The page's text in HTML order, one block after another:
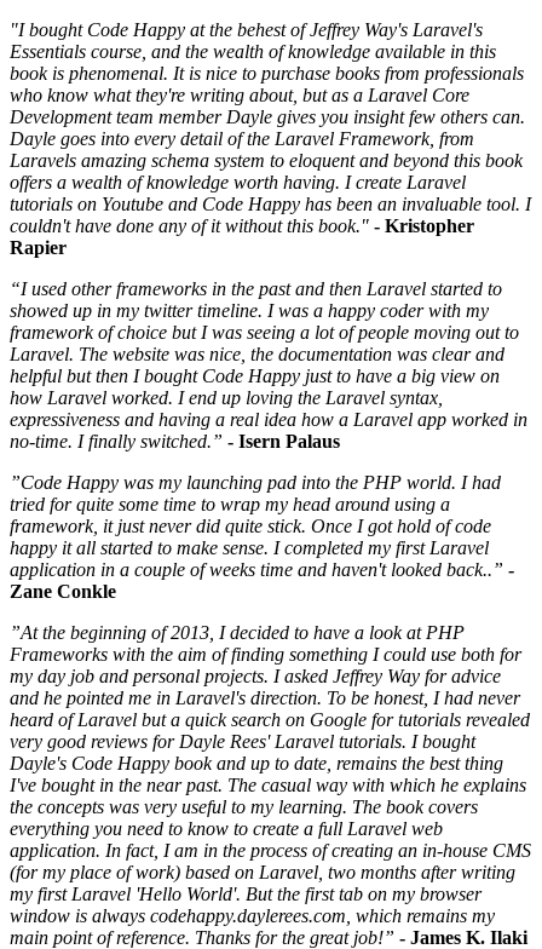
"I bought Code Happy at the behest of Jeffrey Way's Laravel's
Essentials course, and the wealth of knowledge available in this
book is phenomenal. It is nice to purchase books from professionals
who know what they're writing about, but as a Laravel Core
Development team member Dayle gives you insight few others can.
Dayle goes into every detail of the Laravel Framework, from
Laravels amazing schema system to eloquent and beyond this book
offers a wealth of knowledge worth having. I create Laravel
tutorials on Youtube and Code Happy has been an invaluable tool. I
couldn't have done any of it without this book." - Kristopher
Rapier
“I used other frameworks in the past and then Laravel started to
showed up in my twitter timeline. I was a happy coder with my
framework of choice but I was seeing a lot of people moving out to
Laravel. The website was nice, the documentation was clear and
helpful but then I bought Code Happy just to have a big view on
how Laravel worked. I end up loving the Laravel syntax,
expressiveness and having a real idea how a Laravel app worked in
no-time. I finally switched.” - Isern Palaus
”Code Happy was my launching pad into the PHP world. I had
tried for quite some time to wrap my head around using a
framework, it just never did quite stick. Once I got hold of code
happy it all started to make sense. I completed my first Laravel
application in a couple of weeks time and haven't looked back..” -
Zane Conkle
”At the beginning of 2013, I decided to have a look at PHP
Frameworks with the aim of finding something I could use both for
my day job and personal projects. I asked Jeffrey Way for advice
and he pointed me in Laravel's direction. To be honest, I had never
heard of Laravel but a quick search on Google for tutorials revealed
very good reviews for Dayle Rees' Laravel tutorials. I bought
Dayle's Code Happy book and up to date, remains the best thing
I've bought in the near past. The casual way with which he explains
the concepts was very useful to my learning. The book covers
everything you need to know to create a full Laravel web
application. In fact, I am in the process of creating an in-house CMS
(for my place of work) based on Laravel, two months after writing
my first Laravel 'Hello World'. But the first tab on my browser
window is always codehappy.daylerees.com, which remains my
main point of reference. Thanks for the great job!” - James K. Ilaki